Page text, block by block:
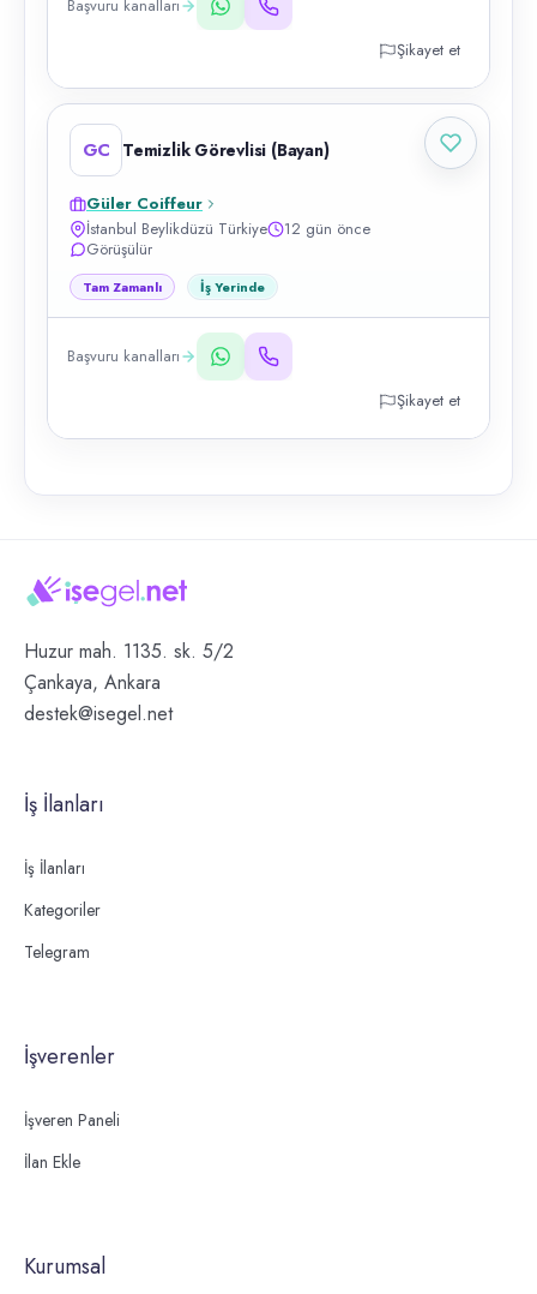
Başvuru kanalları
Şikayet et
GC Temizlik Görevlisi (Bayan)
Güler Coiffeur
İstanbul Beylikdüzü Türkiye
12 gün önce
Görüşülür
Tam Zamanlı İş Yerinde
Başvuru kanalları
Şikayet et
Huzur mah. 1135. sk. 5/2
Çankaya, Ankara
destek@isegel.net
İş İlanları
İş İlanları
Kategoriler
Telegram
İşverenler
İşveren Paneli
İlan Ekle
Kurumsal